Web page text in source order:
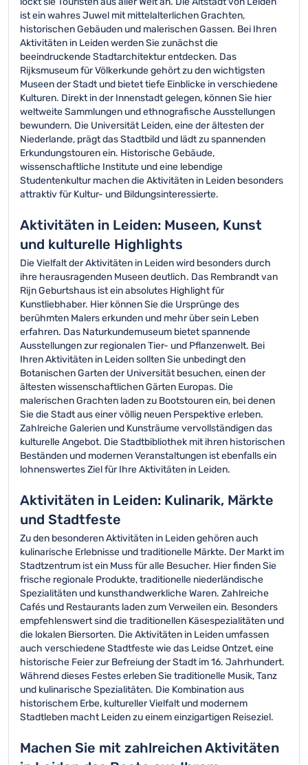
ist ein wahres Juwel mit mittelalterlichen Grachten,
historischen Gebäuden und malerischen Gassen. Bei Ihren
Aktivitäten in Leiden werden Sie zunächst die
beeindruckende Stadtarchitektur entdecken. Das
Rijksmuseum für Völkerkunde gehört zu den wichtigsten
Museen der Stadt und bietet tiefe Einblicke in verschiedene
Kulturen. Direkt in der Innenstadt gelegen, können Sie hier
weltweite Sammlungen und ethnografische Ausstellungen
bewundern. Die Universität Leiden, eine der ältesten der
Niederlande, prägt das Stadtbild und lädt zu spannenden
Erkundungstouren ein. Historische Gebäude,
wissenschaftliche Institute und eine lebendige
Studentenkultur machen die Aktivitäten in Leiden besonders
attraktiv für Kultur- und Bildungsinteressierte.
Aktivitäten in Leiden: Museen, Kunst
und kulturelle Highlights
Die Vielfalt der Aktivitäten in Leiden wird besonders durch
ihre herausragenden Museen deutlich. Das Rembrandt van
Rijn Geburtshaus ist ein absolutes Highlight für
Kunstliebhaber. Hier können Sie die Ursprünge des
berühmten Malers erkunden und mehr über sein Leben
erfahren. Das Naturkundemuseum bietet spannende
Ausstellungen zur regionalen Tier- und Pflanzenwelt. Bei
Ihren Aktivitäten in Leiden sollten Sie unbedingt den
Botanischen Garten der Universität besuchen, einen der
ältesten wissenschaftlichen Gärten Europas. Die
malerischen Grachten laden zu Bootstouren ein, bei denen
Sie die Stadt aus einer völlig neuen Perspektive erleben.
Zahlreiche Galerien und Kunsträume vervollständigen das
kulturelle Angebot. Die Stadtbibliothek mit ihren historischen
Beständen und modernen Veranstaltungen ist ebenfalls ein
lohnenswertes Ziel für Ihre Aktivitäten in Leiden.
Aktivitäten in Leiden: Kulinarik, Märkte
und Stadtfeste
Zu den besonderen Aktivitäten in Leiden gehören auch
kulinarische Erlebnisse und traditionelle Märkte. Der Markt im
Stadtzentrum ist ein Muss für alle Besucher. Hier finden Sie
frische regionale Produkte, traditionelle niederländische
Spezialitäten und kunsthandwerkliche Waren. Zahlreiche
Cafés und Restaurants laden zum Verweilen ein. Besonders
empfehlenswert sind die traditionellen Käsespezialitäten und
die lokalen Biersorten. Die Aktivitäten in Leiden umfassen
auch verschiedene Stadtfeste wie das Leidse Ontzet, eine
historische Feier zur Befreiung der Stadt im 16. Jahrhundert.
Während dieses Festes erleben Sie traditionelle Musik, Tanz
und kulinarische Spezialitäten. Die Kombination aus
historischem Erbe, kultureller Vielfalt und modernem
Stadtleben macht Leiden zu einem einzigartigen Reiseziel.
Machen Sie mit zahlreichen Aktivitäten